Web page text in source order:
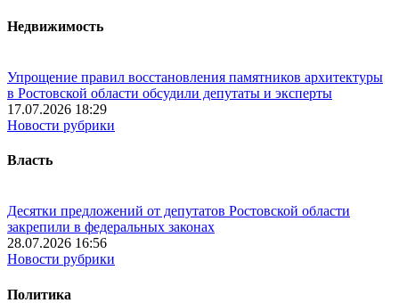
Недвижимость
Упрощение правил восстановления памятников архитектуры
в Ростовской области обсудили депутаты и эксперты
17.07.2026 18:29
Новости рубрики
Власть
Десятки предложений от депутатов Ростовской области
закрепили в федеральных законах
28.07.2026 16:56
Новости рубрики
Политика